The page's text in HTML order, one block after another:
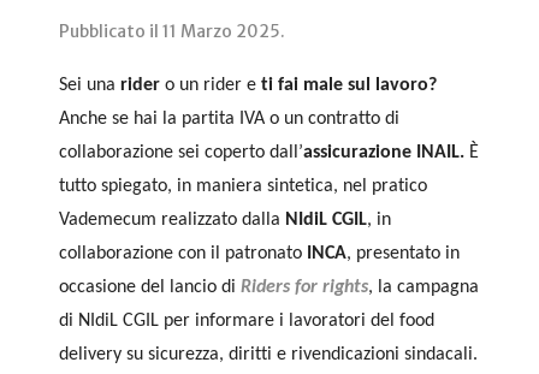
Pubblicato il 11 Marzo 2025.
Sei una rider o un rider e ti fai male sul lavoro?
Anche se hai la partita IVA o un contratto di
collaborazione sei coperto dall’assicurazione INAIL. È
tutto spiegato, in maniera sintetica, nel pratico
Vademecum realizzato dalla NIdiL CGIL, in
collaborazione con il patronato
INCA, presentato in
occasione del lancio di Riders for rights, la campagna
di NIdiL CGIL per informare i lavoratori del food
delivery su sicurezza, diritti e rivendicazioni sindacali.